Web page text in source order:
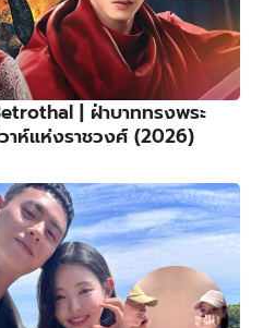
| ฝ่าบาททรงพระ
ห์แห่งราชวงศ์ (2026)